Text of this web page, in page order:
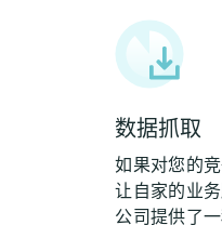
数据抓取
如果对您的
让自家的业
公司提供了